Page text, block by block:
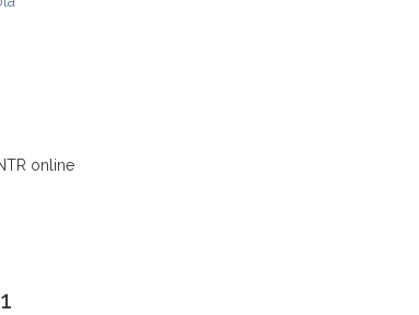
online